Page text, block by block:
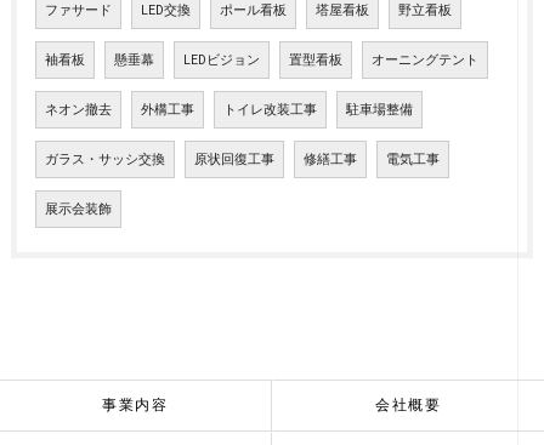
ファサード LED交換 ポール看板 塔屋看板 野立看板
袖看板 懸垂幕 LEDビジョン 置型看板 オーニングテント
ネオン撤去 外構工事 トイレ改装工事 駐車場整備
ガラス・サッシ交換 原状回復工事 修繕工事 電気工事
展示会装飾
事業内容 会社概要